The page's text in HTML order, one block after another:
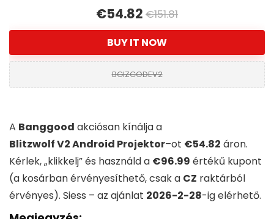
€54.82 €151.81
BUY IT NOW
BGIZCODEV2
A Banggood akciósan kínálja a
Blitzwolf V2 Android Projektor–ot €54.82 áron.
Kérlek, „klikkelj” és használd a €96.99 értékű kupont
(a kosárban érvényesíthető, csak a CZ raktárból
érvényes). Siess – az ajánlat 2026-2-28-ig elérhető.